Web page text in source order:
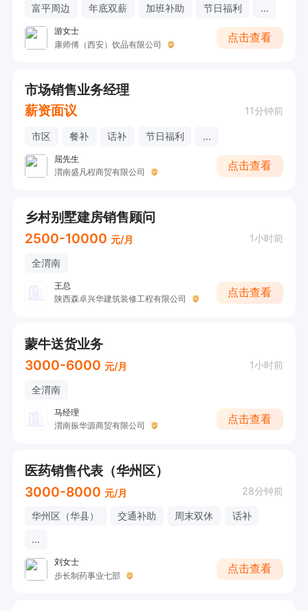
富平周边 年底双薪 加班补助 节日福利 ...
游女士
康师傅（西安）饮品有限公司
点击查看
市场销售业务经理
薪资面议
11分钟前
市区 餐补 话补 节日福利 ...
屈先生
渭南盛凡程商贸有限公司
点击查看
乡村别墅建房销售顾问
2500-10000 元/月 1小时前
全渭南
王总
陕西森卓兴华建筑装修工程有限公司
点击查看
蒙牛送货业务
3000-6000 元/月 1小时前
全渭南
马经理
渭南振华源商贸有限公司
点击查看
医药销售代表（华州区）
3000-8000 元/月 28分钟前
华州区（华县） 交通补助 周末双休
话补
...
刘女士
步长制药事业七部
点击查看